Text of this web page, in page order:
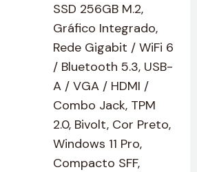
SSD 256GB M.2,
Gráfico Integrado,
Rede Gigabit / WiFi 6
/ Bluetooth 5.3, USB-
A / VGA / HDMI /
Combo Jack, TPM
2.0, Bivolt, Cor Preto,
Windows 11 Pro,
Compacto SFF,